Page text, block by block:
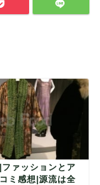
ァッションとア
ミ感想|源流は全